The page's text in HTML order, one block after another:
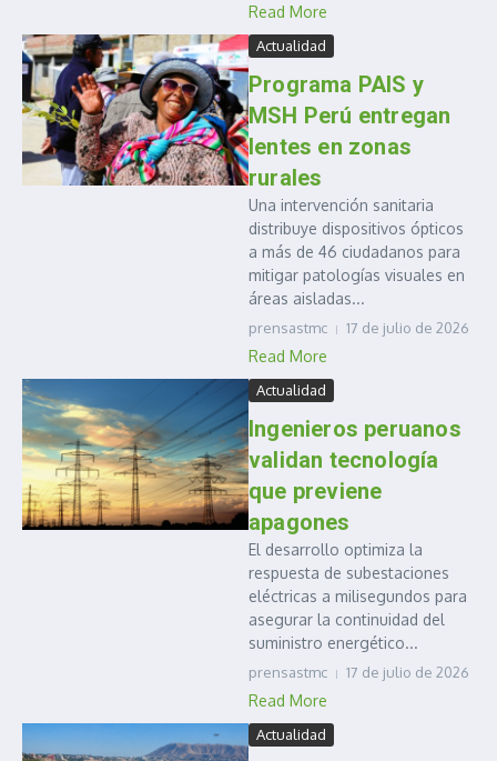
Read More
Actualidad
Programa PAIS y
MSH Perú entregan
lentes en zonas
rurales
Una intervención sanitaria
distribuye dispositivos ópticos
a más de 46 ciudadanos para
mitigar patologías visuales en
áreas aisladas...
prensastmc 17 de julio de 2026
Read More
Actualidad
Ingenieros peruanos
validan tecnología
que previene
apagones
El desarrollo optimiza la
respuesta de subestaciones
eléctricas a milisegundos para
asegurar la continuidad del
suministro energético...
prensastmc 17 de julio de 2026
Read More
Actualidad